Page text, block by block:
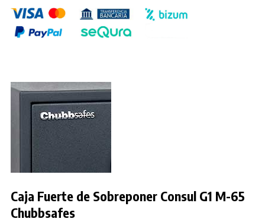
Caja Fuerte de Sobreponer Consul G1 M-65
Chubbsafes